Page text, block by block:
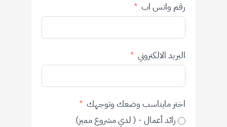
رقم واتس اب
البريد الالكتروني
اختر مايناسب وضعك وتوجهك
رائد أعمال - ( لدي مشروع مميز)